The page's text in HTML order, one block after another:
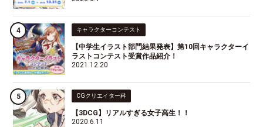
キャラクターコンテスト
【中学生イラスト部門結果発表】第10回キャラクターイ
ラストコンテスト受賞作品紹介！
2021.12.20
CGクリエイター科
【3DCG】リアルすぎる女子高生！！
2020.6.11